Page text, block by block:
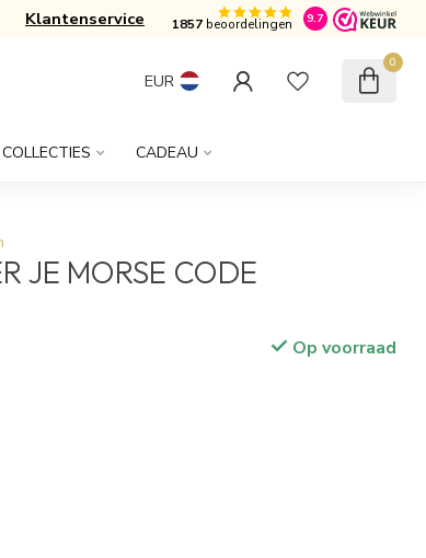
Gratis verzonden vanaf € 50,-
Klantenservice 1857beoordelingen 9.7
EUR
0
COLLECTIES CADEAU
JE MORSE CODE
Op voorraad